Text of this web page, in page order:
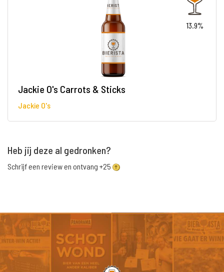
13.9%
Jackie O's Carrots & Sticks
Jackie O's
Heb jij deze al gedronken?
Schrijf een review en ontvang +25